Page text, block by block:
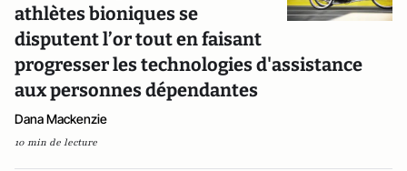
athlètes bioniques se
disputent l’or tout en faisant
progresser les technologies d'assistance
aux personnes dépendantes
Dana Mackenzie
10 min de lecture